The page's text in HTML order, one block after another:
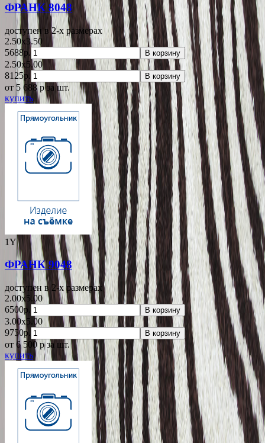
ФРАНК 8048
доступен в 2-x размерах
2.50x3.50
5688р.
В корзину
2.50x5.00
8125р.
В корзину
от 5 688 pза шт.
купить
1Y
ФРАНК 9048
доступен в 2-x размерах
2.00x5.00
6500р.
В корзину
3.00x5.00
9750р.
В корзину
от 6 500 pза шт.
купить